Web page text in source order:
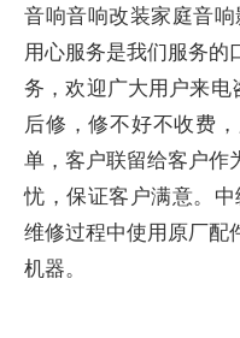
音响音响改装家庭音
用心服务是我们服务的
务，欢迎广大用户来电
后修，修不好不收费
单，客户联留给客户作
忧，保证客户满意。中
维修过程中使用原厂配
机器。